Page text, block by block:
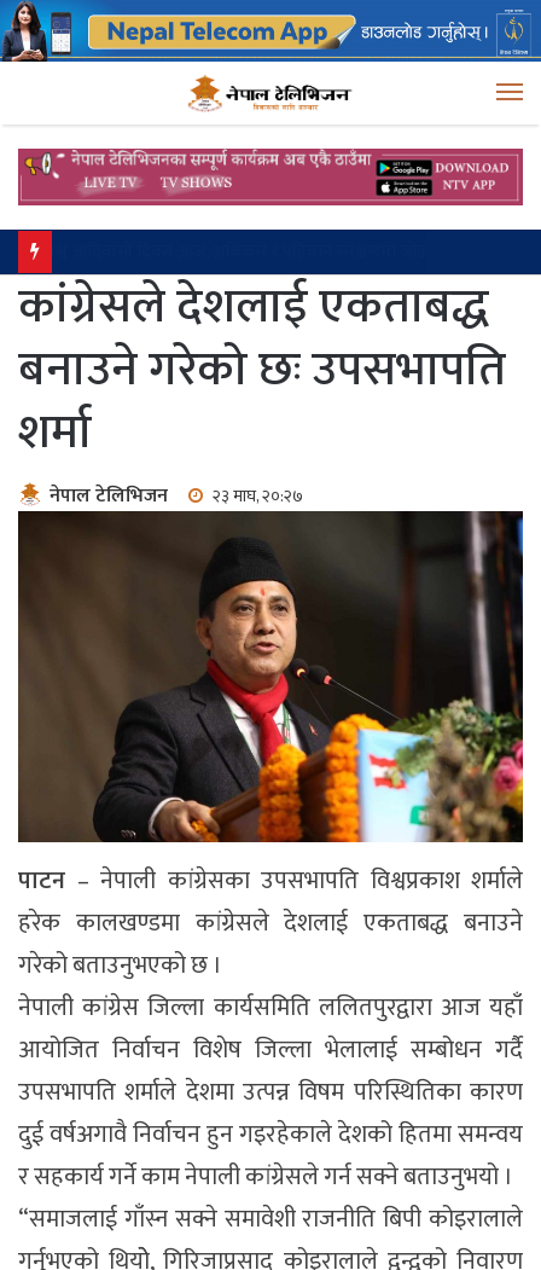
कांग्रेसले देशलाई एकताबद्ध
बनाउने गरेको छः उपसभापति
शर्मा
नेपाल टेलिभिजन २३ माघ, २०:२७
पाटन – नेपाली कांग्रेसका उपसभापति विश्वप्रकाश शर्माले
हरेक कालखण्डमा कांग्रेसले देशलाई एकताबद्ध बनाउने
गरेको बताउनुभएको छ ।
नेपाली कांग्रेस जिल्ला कार्यसमिति ललितपुरद्वारा आज यहाँ
आयोजित निर्वाचन विशेष जिल्ला भेलालाई सम्बोधन गर्दै
उपसभापति शर्माले देशमा उत्पन्न विषम परिस्थितिका कारण
दुई वर्षअगावै निर्वाचन हुन गइरहेकाले देशको हितमा समन्वय
र सहकार्य गर्ने काम नेपाली कांग्रेसले गर्न सक्ने बताउनुभयो ।
“समाजलाई गाँस्न सक्ने समावेशी राजनीति बिपी कोइरालाले
गर्नुभएको थियोे, गिरिजाप्रसाद कोइरालाले द्वन्द्वको निवारण